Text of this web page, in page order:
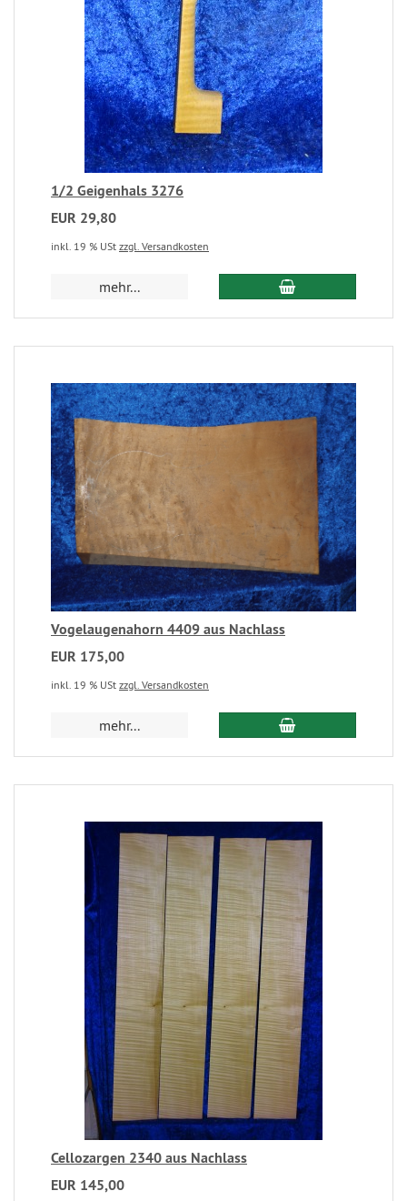
1/2 Geigenhals 3276
EUR 29,80
inkl. 19 % USt zzgl. Versandkosten
mehr...
Vogelaugenahorn 4409 aus Nachlass
EUR 175,00
inkl. 19 % USt zzgl. Versandkosten
mehr...
Cellozargen 2340 aus Nachlass
EUR 145,00